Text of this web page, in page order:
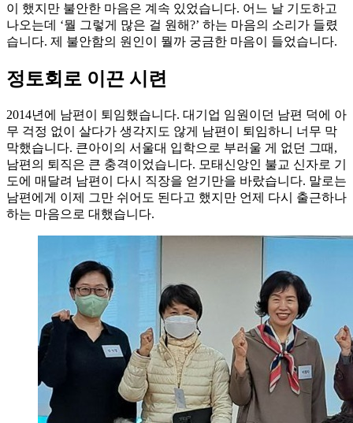
이 했지만 불안한 마음은 계속 있었습니다. 어느 날 기도하고
나오는데 ‘뭘 그렇게 많은 걸 원해?’ 하는 마음의 소리가 들렸
습니다. 제 불안함의 원인이 뭘까 궁금한 마음이 들었습니다.
정토회로 이끈 시련
2014년에 남편이 퇴임했습니다. 대기업 임원이던 남편 덕에 아
무 걱정 없이 살다가 생각지도 않게 남편이 퇴임하니 너무 막
막했습니다. 큰아이의 서울대 입학으로 부러울 게 없던 그때,
남편의 퇴직은 큰 충격이었습니다. 모태신앙인 불교 신자로 기
도에 매달려 남편이 다시 직장을 얻기만을 바랐습니다. 말로는
남편에게 이제 그만 쉬어도 된다고 했지만 언제 다시 출근하나
하는 마음으로 대했습니다.